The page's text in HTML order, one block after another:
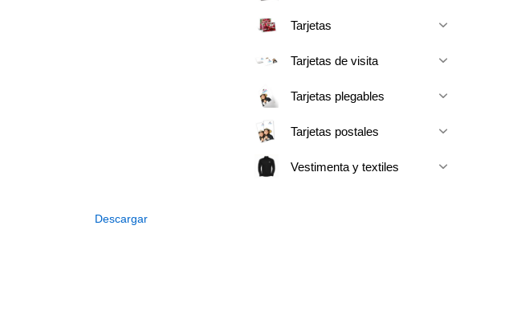
Descargar
Tarjetas
Tarjetas de visita
Tarjetas plegables
Tarjetas postales
Vestimenta y textiles